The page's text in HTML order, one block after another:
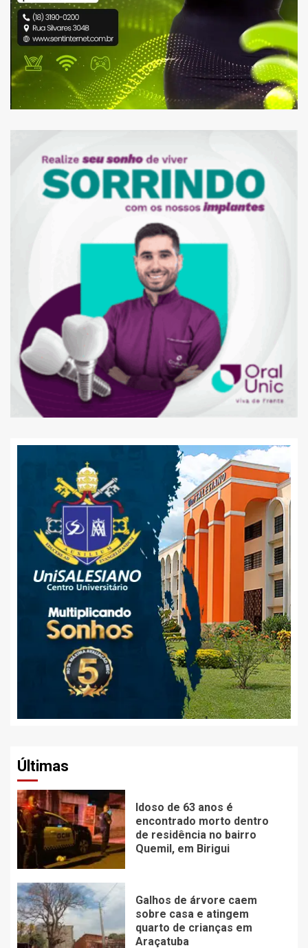
Últimas
Idoso de 63 anos é
encontrado morto dentro
de residência no bairro
Quemil, em Birigui
Galhos de árvore caem
sobre casa e atingem
quarto de crianças em
Araçatuba